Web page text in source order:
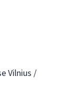
Vilnius /